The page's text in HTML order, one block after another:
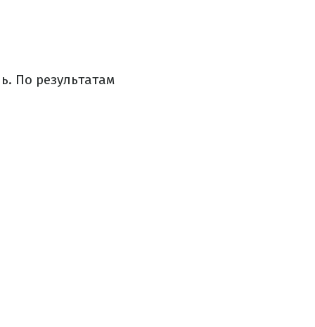
По результатам